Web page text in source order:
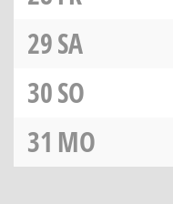
29SA
30SO
31 MO